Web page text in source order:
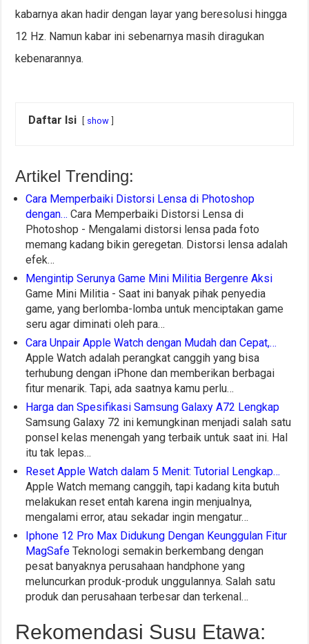
kabarnya akan hadir dengan layar yang beresolusi hingga
12 Hz. Namun kabar ini sebenarnya masih diragukan
kebenarannya.
Daftar Isi show
Artikel Trending:
Cara Memperbaiki Distorsi Lensa di Photoshop
dengan… Cara Memperbaiki Distorsi Lensa di
Photoshop - Mengalami distorsi lensa pada foto
memang kadang bikin geregetan. Distorsi lensa adalah
efek…
Mengintip Serunya Game Mini Militia Bergenre Aksi
Game Mini Militia - Saat ini banyak pihak penyedia
game, yang berlomba-lomba untuk menciptakan game
seru agar diminati oleh para…
Cara Unpair Apple Watch dengan Mudah dan Cepat,…
Apple Watch adalah perangkat canggih yang bisa
terhubung dengan iPhone dan memberikan berbagai
fitur menarik. Tapi, ada saatnya kamu perlu…
Harga dan Spesifikasi Samsung Galaxy A72 Lengkap
Samsung Galaxy 72 ini kemungkinan menjadi salah satu
ponsel kelas menengah yang terbaik untuk saat ini. Hal
itu tak lepas…
Reset Apple Watch dalam 5 Menit: Tutorial Lengkap…
Apple Watch memang canggih, tapi kadang kita butuh
melakukan reset entah karena ingin menjualnya,
mengalami error, atau sekadar ingin mengatur…
Iphone 12 Pro Max Didukung Dengan Keunggulan Fitur
MagSafe Teknologi semakin berkembang dengan
pesat banyaknya perusahaan handphone yang
meluncurkan produk-produk unggulannya. Salah satu
produk dan perusahaan terbesar dan terkenal…
Rekomendasi Susu Etawa: